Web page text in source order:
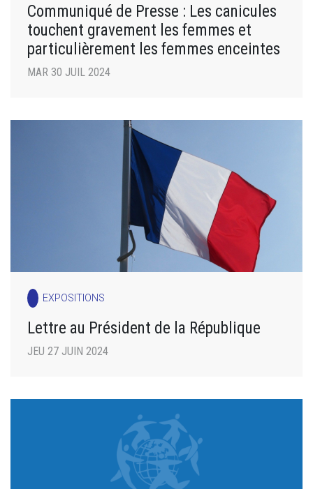
Communiqué de Presse : Les canicules
touchent gravement les femmes et
particulièrement les femmes enceintes
MAR 30 JUIL 2024
EXPOSITIONS
Lettre au Président de la République
JEU 27 JUIN 2024